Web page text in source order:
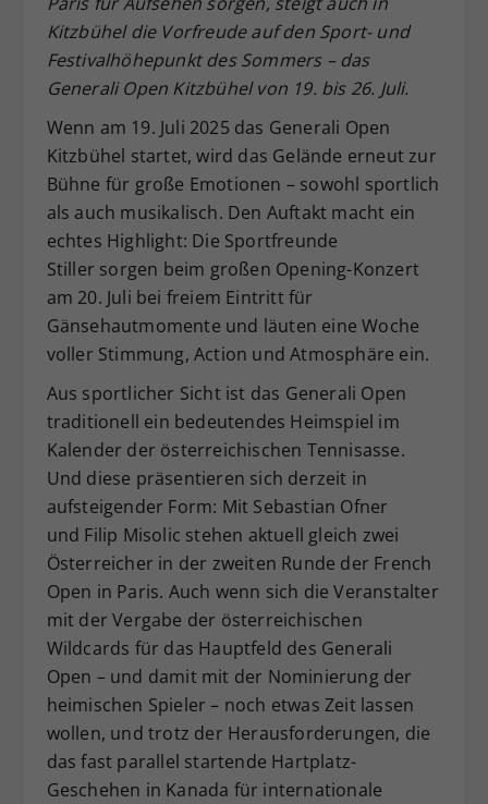
Kitzbühel die Vorfreude auf den Sport- und
Festivalhöhepunkt des Sommers – das
Generali Open Kitzbühel von 19. bis 26. Juli.
Wenn am 19. Juli 2025 das Generali Open
Kitzbühel startet, wird das Gelände erneut zur
Bühne für große Emotionen – sowohl sportlich
als auch musikalisch. Den Auftakt macht ein
echtes Highlight: Die Sportfreunde
Stiller sorgen beim großen Opening-Konzert
am 20. Juli bei freiem Eintritt für
Gänsehautmomente und läuten eine Woche
voller Stimmung, Action und Atmosphäre ein.
Aus sportlicher Sicht ist das Generali Open
traditionell ein bedeutendes Heimspiel im
Kalender der österreichischen Tennisasse.
Und diese präsentieren sich derzeit in
aufsteigender Form: Mit Sebastian Ofner
und Filip Misolic stehen aktuell gleich zwei
Österreicher in der zweiten Runde der French
Open in Paris. Auch wenn sich die Veranstalter
mit der Vergabe der österreichischen
Wildcards für das Hauptfeld des Generali
Open – und damit mit der Nominierung der
heimischen Spieler – noch etwas Zeit lassen
wollen, und trotz der Herausforderungen, die
das fast parallel startende Hartplatz-
Geschehen in Kanada für internationale
Zweck
Dieser Wert speichert Ihre Consent-
Einstellungen. Unter anderem eine
zufällig generierte ID, für die
historische Speicherung Ihrer
vorgenommen Einstellungen, falls der
Webseiten-Betreiber dies eingestellt